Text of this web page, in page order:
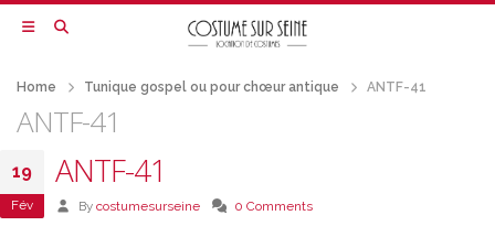
Home Tunique gospel ou pour chœur antique ANTF-41
ANTF-41
19
Fév
ANTF-41
By costumesurseine 0 Comments